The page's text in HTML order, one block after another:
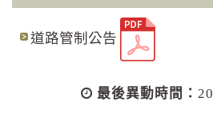
道路管制公告
最後異動時間：